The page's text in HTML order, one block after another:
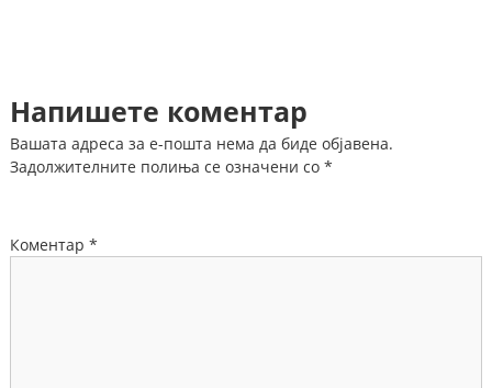
Напишете коментар
Вашата адреса за е-пошта нема да биде објавена.
Задолжителните полиња се означени со *
Коментар *